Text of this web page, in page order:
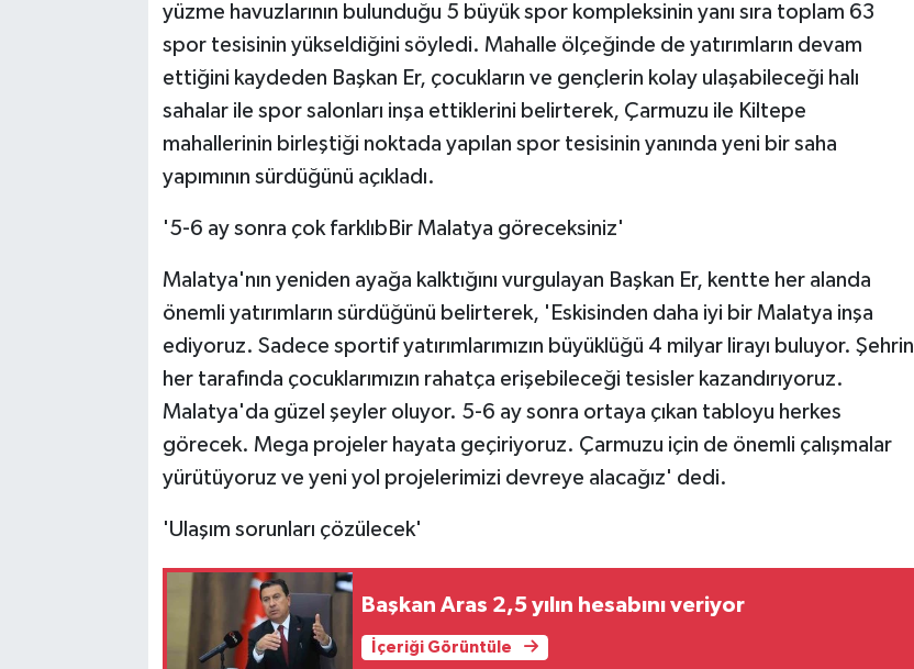
yüzme havuzlarının bulunduğu 5 büyük spor kompleksinin yanı sıra toplam 63
spor tesisinin yükseldiğini söyledi. Mahalle ölçeğinde de yatırımların devam
ettiğini kaydeden Başkan Er, çocukların ve gençlerin kolay ulaşabileceği halı
sahalar ile spor salonları inşa ettiklerini belirterek, Çarmuzu ile Kiltepe
mahallerinin birleştiği noktada yapılan spor tesisinin yanında yeni bir saha
yapımının sürdüğünü açıkladı.
'5-6 ay sonra çok farklıbBir Malatya göreceksiniz'
Malatya'nın yeniden ayağa kalktığını vurgulayan Başkan Er, kentte her alanda
önemli yatırımların sürdüğünü belirterek, 'Eskisinden daha iyi bir Malatya inşa
ediyoruz. Sadece sportif yatırımlarımızın büyüklüğü 4 milyar lirayı buluyor. Şehrin
her tarafında çocuklarımızın rahatça erişebileceği tesisler kazandırıyoruz.
Malatya'da güzel şeyler oluyor. 5-6 ay sonra ortaya çıkan tabloyu herkes
görecek. Mega projeler hayata geçiriyoruz. Çarmuzu için de önemli çalışmalar
yürütüyoruz ve yeni yol projelerimizi devreye alacağız' dedi.
'Ulaşım sorunları çözülecek'
Başkan Aras 2,5 yılın hesabını veriyor
İçeriği Görüntüle